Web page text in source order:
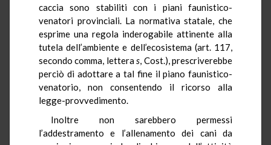
caccia sono stabiliti con i piani faunistico-
venatori provinciali. La normativa statale, che
esprime una regola inderogabile attinente alla
tutela dell’ambiente e dell’ecosistema (art. 117,
secondo comma, letteras, Cost.), prescriverebbe
perciò di adottare a tal fine il piano faunistico-
venatorio, non consentendo il ricorso alla
legge-provvedimento.
Inoltre non sarebbero permessi
l’addestramento e l’allenamento dei cani da